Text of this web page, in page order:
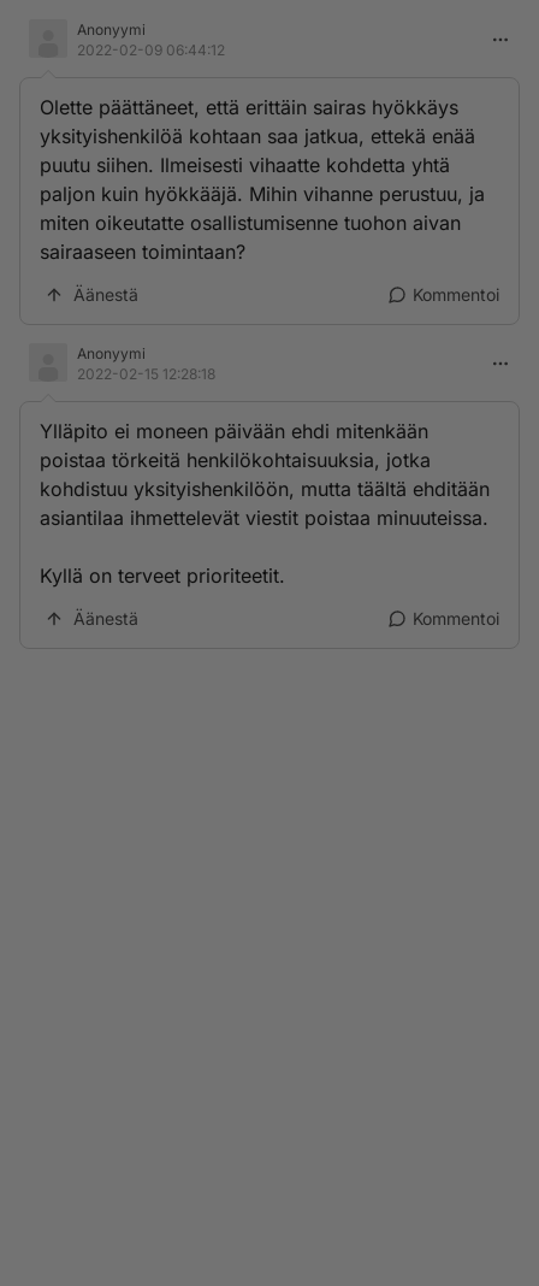
Uhkien torjunta poisti uhan, mutta ylläpidon
hekkerointi koneelleni oli tapahtunut tosi. Nyt selvisi,
moiset uhat.
Anonyymi
2022-02-09 06:44:12
Olette päättäneet, että erittäin sairas hyökkäys
yksityishenkilöä kohtaan saa jatkua, ettekä enää
puutu siihen. Ilmeisesti vihaatte kohdetta yhtä
paljon kuin hyökkääjä. Mihin vihanne perustuu, ja
miten oikeutatte osallistumisenne tuohon aivan
sairaaseen toimintaan?
Äänestä Kommentoi
Anonyymi
2022-02-15 12:28:18
Ylläpito ei moneen päivään ehdi mitenkään
poistaa törkeitä henkilökohtaisuuksia, jotka
kohdistuu yksityishenkilöön, mutta täältä ehditään
asiantilaa ihmettelevät viestit poistaa minuuteissa.
Kyllä on terveet prioriteetit.
Äänestä Kommentoi